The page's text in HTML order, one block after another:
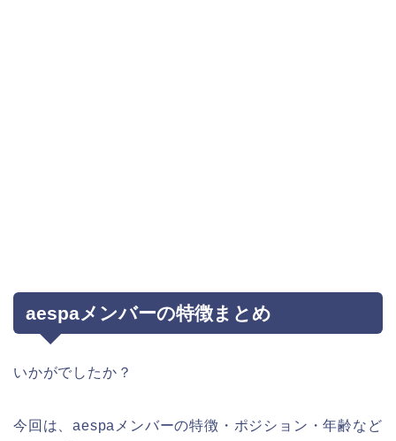
aespaメンバーの特徴まとめ
いかがでしたか？
今回は、aespaメンバーの特徴・ポジション・年齢など